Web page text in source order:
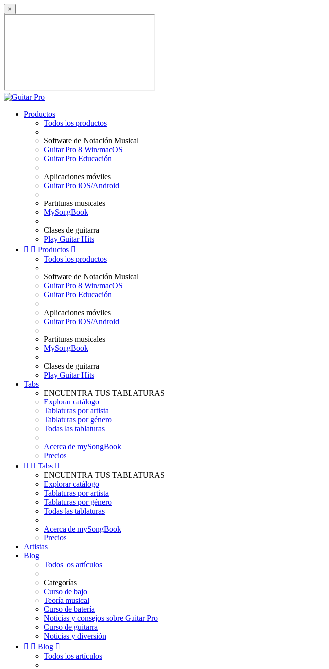
×
Productos
Todos los productos
Software de Notación Musical
Guitar Pro 8 Win/macOS
Guitar Pro Educación
Aplicaciones móviles
Guitar Pro iOS/Android
Partituras musicales
MySongBook
Clases de guitarra
Play Guitar Hits
  Productos 
Todos los productos
Software de Notación Musical
Guitar Pro 8 Win/macOS
Guitar Pro Educación
Aplicaciones móviles
Guitar Pro iOS/Android
Partituras musicales
MySongBook
Clases de guitarra
Play Guitar Hits
Tabs
ENCUENTRA TUS TABLATURAS
Explorar catálogo
Tablaturas por artista
Tablaturas por género
Todas las tablaturas
Acerca de mySongBook
Precios
  Tabs 
ENCUENTRA TUS TABLATURAS
Explorar catálogo
Tablaturas por artista
Tablaturas por género
Todas las tablaturas
Acerca de mySongBook
Precios
Artistas
Blog
Todos los artículos
Categorías
Curso de bajo
Teoría musical
Curso de batería
Noticias y consejos sobre Guitar Pro
Curso de guitarra
Noticias y diversión
  Blog 
Todos los artículos